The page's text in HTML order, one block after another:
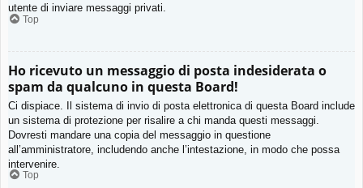
utente di inviare messaggi privati​​.
Top
Ho ricevuto un messaggio di posta indesiderata o
spam da qualcuno in questa Board!
Ci dispiace. Il sistema di invio di posta elettronica di questa Board include
un sistema di protezione per risalire a chi manda questi messaggi.
Dovresti mandare una copia del messaggio in questione
all’amministratore, includendo anche l’intestazione, in modo che possa
intervenire.
Top